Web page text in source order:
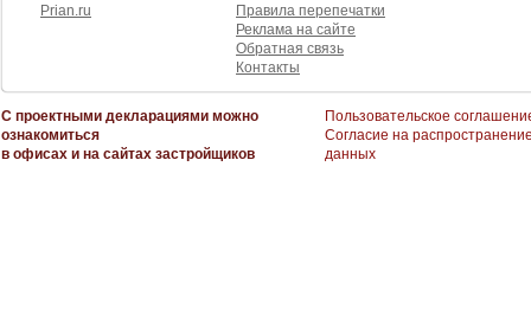
Prian.ru
Правила перепечатки
Реклама на сайте
Обратная связь
Контакты
С проектными декларациями можно
ознакомиться
в офисах и на сайтах застройщиков
Пользовательское
Согласие на
данных